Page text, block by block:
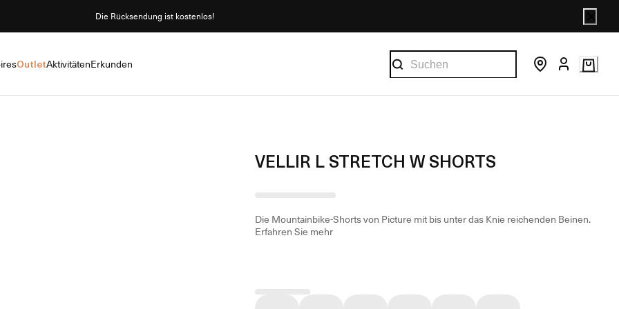
Die Rücksendung ist kostenlos!
OutletAktivitätenErkunden
VELLIR L STRETCH W SHORTS
Die Mountainbike-Shorts von Picture mit bis unter das Knie reichenden Beinen.
Erfahren Sie mehr